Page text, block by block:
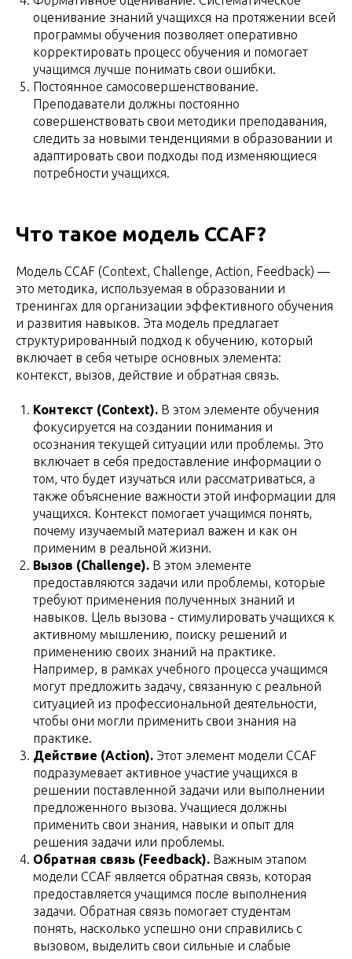
оценивание знаний учащихся на протяжении всей
программы обучения позволяет оперативно
корректировать процесс обучения и помогает
учащимся лучше понимать свои ошибки.
Постоянное самосовершенствование.
Преподаватели должны постоянно
совершенствовать свои методики преподавания,
следить за новыми тенденциями в образовании и
адаптировать свои подходы под изменяющиеся
потребности учащихся.
Что такое модель CCAF?
Модель CCAF (Context, Challenge, Action, Feedback) —
это методика, используемая в образовании и
тренингах для организации эффективного обучения
и развития навыков. Эта модель предлагает
структурированный подход к обучению, который
включает в себя четыре основных элемента:
контекст, вызов, действие и обратная связь.
Контекст (Context). В этом элементе обучения
фокусируется на создании понимания и
осознания текущей ситуации или проблемы. Это
включает в себя предоставление информации о
том, что будет изучаться или рассматриваться, а
также объяснение важности этой информации для
учащихся. Контекст помогает учащимся понять,
почему изучаемый материал важен и как он
применим в реальной жизни.
Вызов (Challenge). В этом элементе
предоставляются задачи или проблемы, которые
требуют применения полученных знаний и
навыков. Цель вызова - стимулировать учащихся к
активному мышлению, поиску решений и
применению своих знаний на практике.
Например, в рамках учебного процесса учащимся
могут предложить задачу, связанную с реальной
ситуацией из профессиональной деятельности,
чтобы они могли применить свои знания на
практике.
Действие (Action). Этот элемент модели CCAF
подразумевает активное участие учащихся в
решении поставленной задачи или выполнении
предложенного вызова. Учащиеся должны
применить свои знания, навыки и опыт для
решения задачи или проблемы.
Обратная связь (Feedback). Важным этапом
модели CCAF является обратная связь, которая
предоставляется учащимся после выполнения
задачи. Обратная связь помогает студентам
понять, насколько успешно они справились с
вызовом, выделить свои сильные и слабые